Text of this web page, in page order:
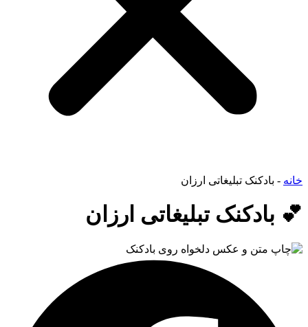
خانه - بادکنک تبلیغاتی ارزان
💕 بادکنک تبلیغاتی ارزان